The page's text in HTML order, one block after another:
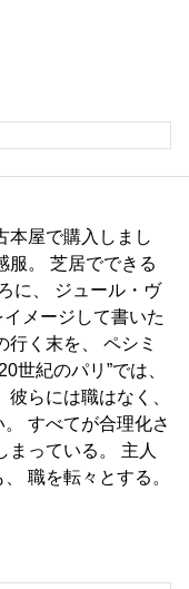
本屋で購入しまし
服。 芝居でできる
に、 ジュール・ヴ
メージして書いた
行く末を、 ペシミ
世紀のパリ”では、
らには職はなく、
すべてが合理化さ
まっている。 主人
職を転々とする。